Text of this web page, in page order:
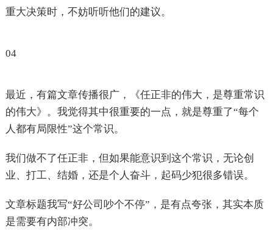
重大决策时，不妨听听他们的建议。
04
最近，有篇文章传播很广，《任正非的伟大，是尊重常识
的伟大》。我觉得其中很重要的一点，就是尊重了“每个
人都有局限性”这个常识。
我们做不了任正非，但如果能意识到这个常识，无论创
业、打工、结婚，还是个人奋斗，起码少犯很多错误。
文章标题我写“好公司吵个不停”，是有点夸张，其实本质
是需要有内部冲突。